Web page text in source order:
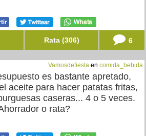
Rata (306) 6
Vamosdefiesta en comida_bebida
es bastante apretado,
aceite para hacer patatas fritas,
caseras... 4 o 5 veces.
o rata?